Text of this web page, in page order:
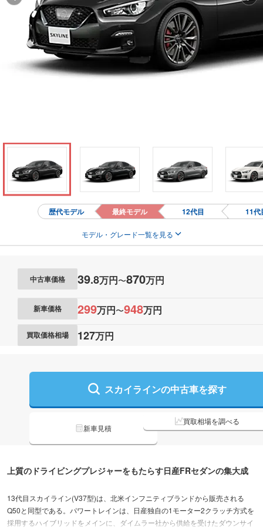
歴代モデル 最終モデル 12代目 11代
モデル・グレード一覧を見る
中古車価格 39.8万円〜870万円
新車価格 299万円〜948万円
買取価格相場 127万円
スカイラインの中古車を探す
新車見積
買取相場を調べる
上質のドライビングプレジャーをもたらす日産FRセダンの集大成
13代目スカイライン(V37型)は、北米インフニティブランドから販売される
Q50と同型である。パワートレインは、日産独自の1モーター2クラッチ方式を
採用するハイブリッドをメインに、ダイムラー社から供給を受けたダウンサイ